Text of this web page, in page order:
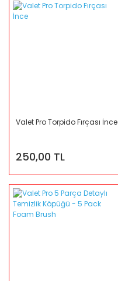
Valet Pro Torpido Fırçası İnce
250,00 TL